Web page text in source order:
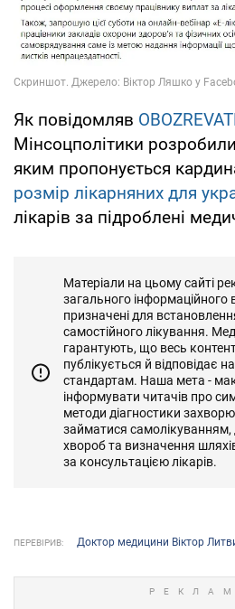
Як повідомляв
Мінсоцполітики
яким пропонується
розмір лікарняних для
лікарів за підроблені
Матеріали на цьому сайті
загального інформаційного
призначені для
самостійного лікування.
гарантують, що весь
публікується й відповідає
стандартам. Наша мета -
інформувати читачів про
методи діагностики
займатися самолікуванням,
хвороб та визначення
за консультацією лікарів.
ПЕРЕВІРИВ: Доктор медицини Віктор